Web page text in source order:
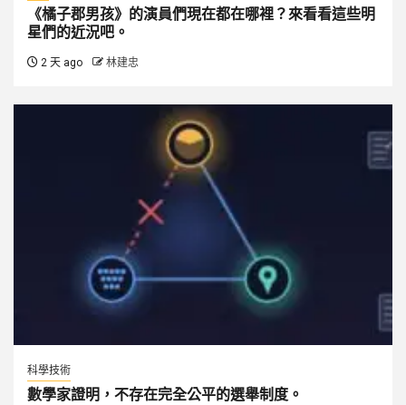
《橘子郡男孩》的演員們現在都在哪裡？來看看這些明
星們的近況吧。
2 天 ago 林建忠
科學技術
數學家證明，不存在完全公平的選舉制度。